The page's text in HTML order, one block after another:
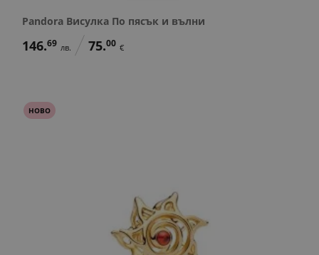
Pandora Висулка По пясък и вълни
146.69 лв. 75.00 €
НОВО